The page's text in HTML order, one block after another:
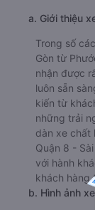
a. Giới thiệu
Trong số
Gòn từ
nhận được
luôn sẵn
kiến từ
những trải
dàn xe chất
Quận 8 -
với hành
khách hàng
b. Hình ảnh